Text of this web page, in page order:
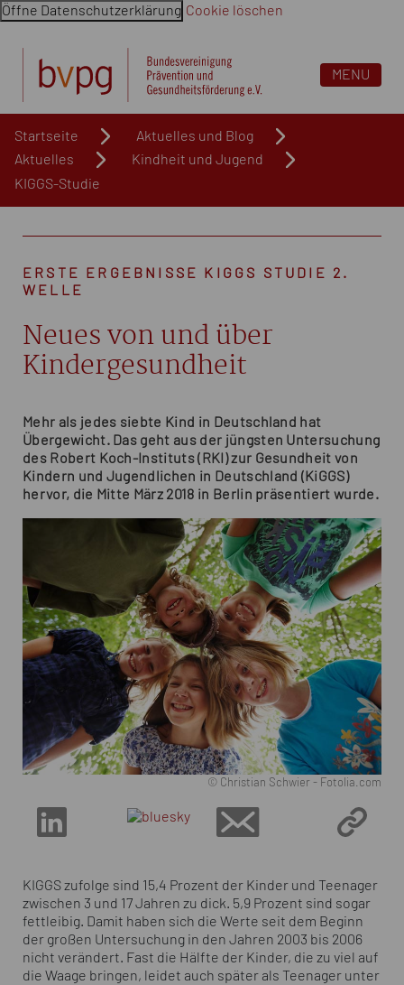
Öffne Datenschutzerklärung Cookie löschen
MENU
Startseite
Aktuelles und Blog
Aktuelles
Kindheit und Jugend
KIGGS-Studie
ERSTE ERGEBNISSE KIGGS STUDIE 2.
WELLE
Neues von und über
Kindergesundheit
Mehr als jedes siebte Kind in Deutschland hat
Übergewicht. Das geht aus der jüngsten Untersuchung
des Robert Koch-Instituts (RKI) zur Gesundheit von
Kindern und Jugendlichen in Deutschland (KiGGS)
hervor, die Mitte März 2018 in Berlin präsentiert wurde.
© Christian Schwier - Fotolia.com
KIGGS zufolge sind 15,4 Prozent der Kinder und Teenager
zwischen 3 und 17 Jahren zu dick. 5,9 Prozent sind sogar
fettleibig. Damit haben sich die Werte seit dem Beginn
der großen Untersuchung in den Jahren 2003 bis 2006
nicht verändert. Fast die Hälfte der Kinder, die zu viel auf
die Waage bringen, leidet auch später als Teenager unter